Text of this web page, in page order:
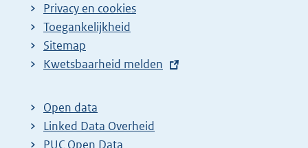
Privacy en cookies
Toegankelijkheid
Sitemap
E
t
e
r
Kwetsbaarheid melden
Open data
Linked Data Overheid
PUC Open Data